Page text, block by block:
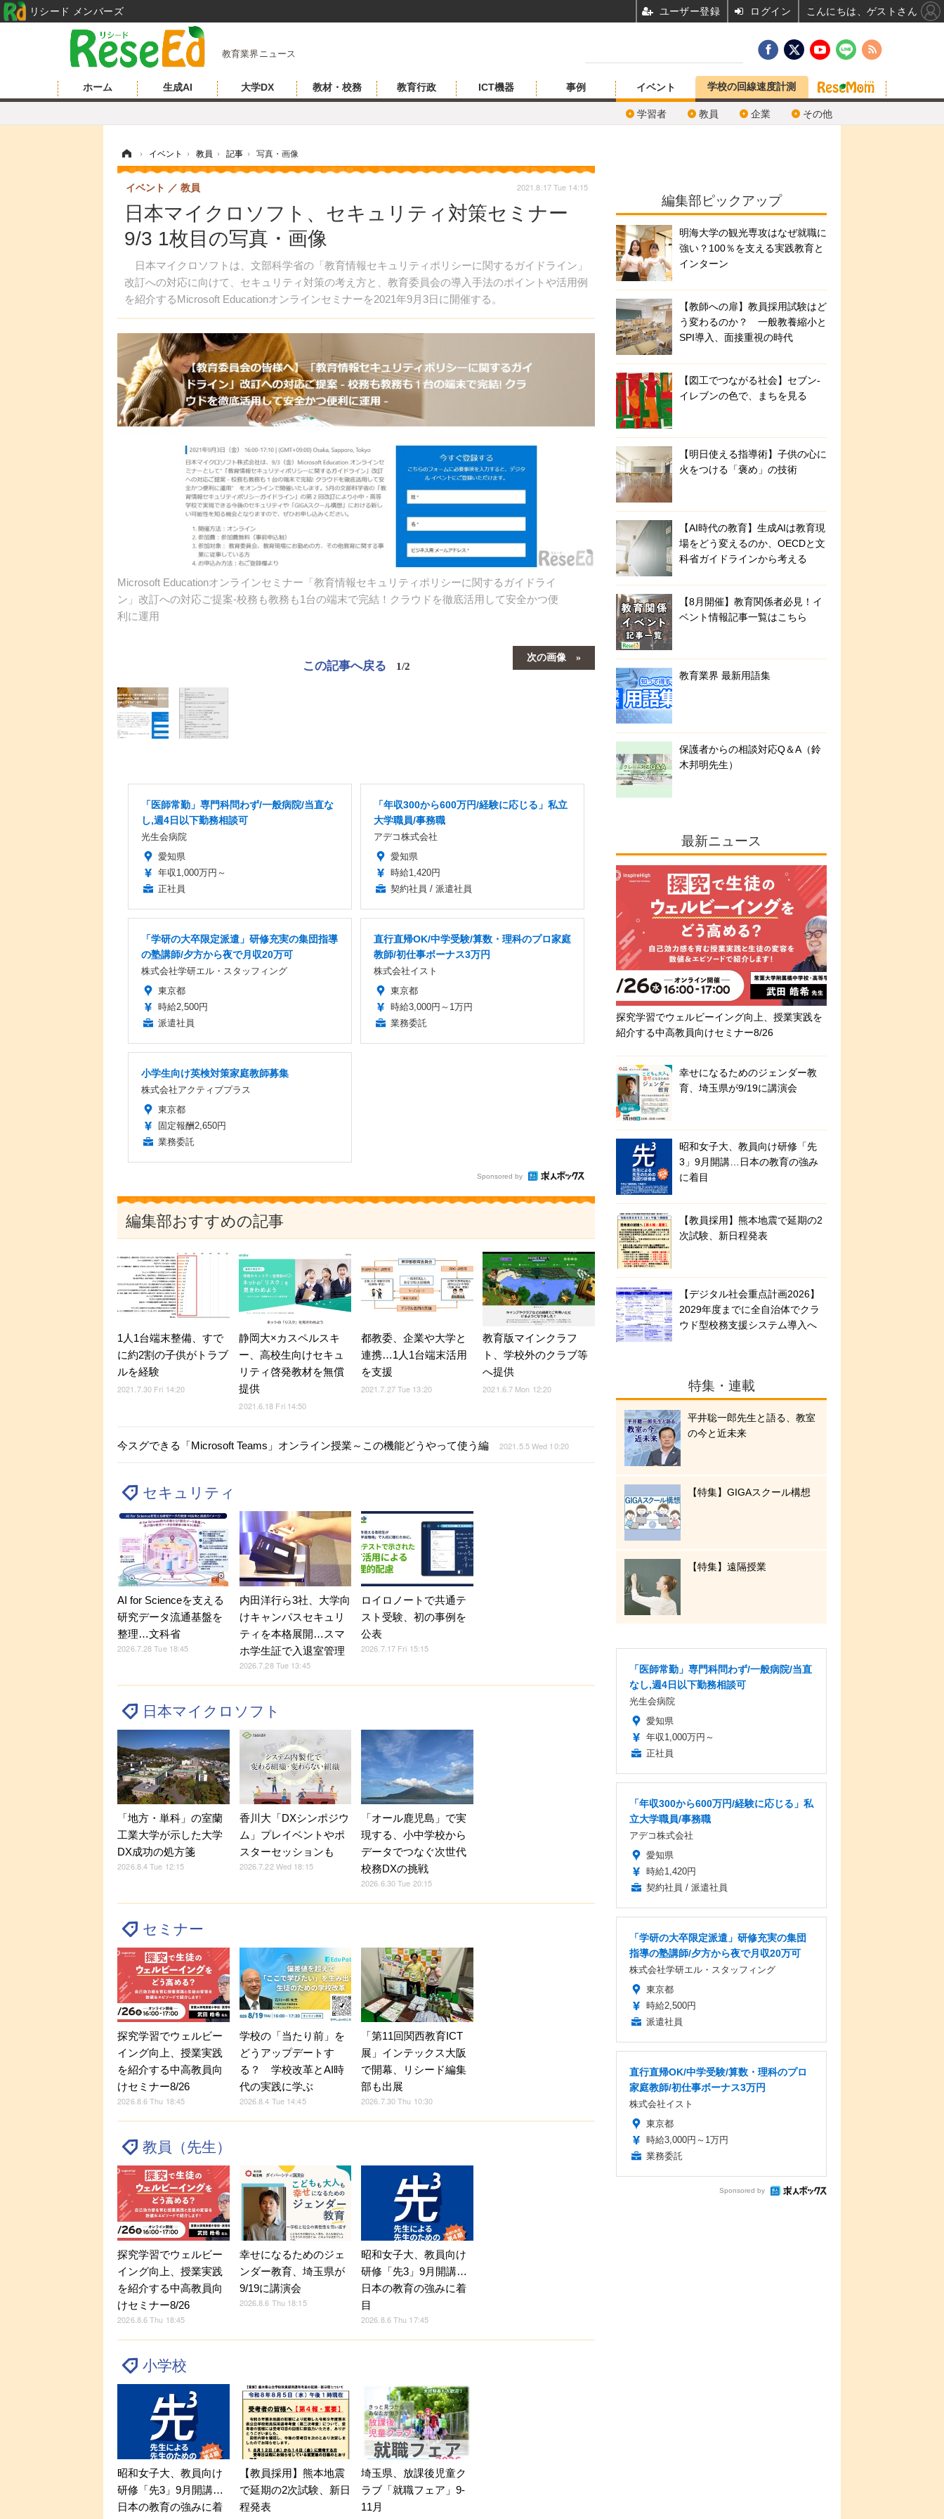
教育業界ニュース
ホーム 生成AI 大学DX 教材・校務 教育行政 ICT機器 事例 イベント
学習者 教員 企業 その他
学校の回線速度計測
› イベント › 教員 › 記事 › 写真・画像
日本マイクロソフト、セキュリティ対策セミナー
9/3 1枚目の写真・画像
日本マイクロソフトは、文部科学省の「教育情報セキュリティポリシーに関するガイドライン」
改訂への対応に向けて、セキュリティ対策の考え方と、教育委員会の導入手法のポイントや活用例
を紹介するMicrosoft Educationオンラインセミナーを2021年9月3日に開催する。
イベント 教員 2021.8.17 Tue 14:15
Microsoft Educationオンラインセミナー「教育情報セキュリティポリシーに関するガイドライ
ン」改訂への対応ご提案-校務も教務も1台の端末で完結！クラウドを徹底活用して安全かつ便
利に運用
次の画像
この記事へ戻る 1/2
「医師常勤」専門科問わず/一般病院/当直な
し,週4日以下勤務相談可
光生会病院
愛知県
年収1,000万円～
正社員
「年収300から600万円/経験に応じる」私立
大学職員/事務職
アデコ株式会社
愛知県
時給1,420円
契約社員 / 派遣社員
「学研の大卒限定派遣」研修充実の集団指導
の塾講師/夕方から夜で月収20万可
株式会社学研エル・スタッフィング
東京都
時給2,500円
派遣社員
直行直帰OK/中学受験/算数・理科のプロ家庭
教師/初仕事ボーナス3万円
株式会社イスト
東京都
時給3,000円～1万円
業務委託
小学生向け英検対策家庭教師募集
株式会社アクティブプラス
東京都
固定報酬2,650円
業務委託
Sponsored by
編集部おすすめの記事
1人1台端末整備、すで
に約2割の子供がトラブ
ルを経験
2021.7.30 Fri 14:20
静岡大×カスペルスキ
ー、高校生向けセキュ
リティ啓発教材を無償
提供
2021.6.18 Fri 14:50
都教委、企業や大学と
連携…1人1台端末活用
を支援
2021.7.27 Tue 13:20
教育版マインクラフ
ト、学校外のクラブ等
へ提供
2021.6.7 Mon 12:20
今スグできる「Microsoft Teams」オンライン授業～この機能どうやって使う編 2021.5.5 Wed 10:20
セキュリティ
AI for Scienceを支える
研究データ流通基盤を
整理…文科省
2026.7.28 Tue 18:45
内田洋行ら3社、大学向
けキャンパスセキュリ
ティを本格展開…スマ
ホ学生証で入退室管理
2026.7.28 Tue 13:45
ロイロノートで共通テ
スト受験、初の事例を
公表
2026.7.17 Fri 15:15
日本マイクロソフト
「地方・単科」の室蘭
工業大学が示した大学
DX成功の処方箋
2026.8.4 Tue 12:15
香川大「DXシンポジウ
ム」プレイベントやポ
スターセッションも
2026.7.22 Wed 18:15
「オール鹿児島」で実
現する、小中学校から
データでつなぐ次世代
校務DXの挑戦
2026.6.30 Tue 20:15
セミナー
探究学習でウェルビー
イング向上、授業実践
を紹介する中高教員向
けセミナー8/26
2026.8.6 Thu 18:45
学校の「当たり前」を
どうアップデートす
る？ 学校改革とAI時
代の実践に学ぶ
2026.8.4 Tue 14:45
「第11回関西教育ICT
展」インテックス大阪
で開幕、リシード編集
部も出展
2026.7.30 Thu 10:30
教員（先生）
探究学習でウェルビー
イング向上、授業実践
を紹介する中高教員向
けセミナー8/26
2026.8.6 Thu 18:45
幸せになるためのジェ
ンダー教育、埼玉県が
9/19に講演会
2026.8.6 Thu 18:15
昭和女子大、教員向け
研修「先3」9月開講…
日本の教育の強みに着
目
2026.8.6 Thu 17:45
小学校
昭和女子大、教員向け
研修「先3」9月開講…
日本の教育の強みに着
【教員採用】熊本地震
で延期の2次試験、新日
程発表
埼玉県、放課後児童ク
ラブ「就職フェア」9-
11月
編集部ピックアップ
明海大学の観光専攻はなぜ就職に
強い？100％を支える実践教育と
インターン
【教師への扉】教員採用試験はど
う変わるのか？ 一般教養縮小と
SPI導入、面接重視の時代
【図工でつながる社会】セブン‐
イレブンの色で、まちを見る
【明日使える指導術】子供の心に
火をつける「褒め」の技術
【AI時代の教育】生成AIは教育現
場をどう変えるのか、OECDと文
科省ガイドラインから考える
【8月開催】教育関係者必見！イ
ベント情報記事一覧はこちら
教育業界 最新用語集
保護者からの相談対応Q＆A（鈴
木邦明先生）
最新ニュース
探究学習でウェルビーイング向上、授業実践を
紹介する中高教員向けセミナー8/26
幸せになるためのジェンダー教
育、埼玉県が9/19に講演会
昭和女子大、教員向け研修「先
3」9月開講…日本の教育の強み
に着目
【教員採用】熊本地震で延期の2
次試験、新日程発表
【デジタル社会重点計画2026】
2029年度までに全自治体でクラ
ウド型校務支援システム導入へ
特集・連載
平井聡一郎先生と語る、教室
の今と近未来
【特集】GIGAスクール構想
【特集】遠隔授業
「医師常勤」専門科問わず/一般病院/当直
なし,週4日以下勤務相談可
光生会病院
愛知県
年収1,000万円～
正社員
「年収300から600万円/経験に応じる」私
立大学職員/事務職
アデコ株式会社
愛知県
時給1,420円
契約社員 / 派遣社員
「学研の大卒限定派遣」研修充実の集団
指導の塾講師/夕方から夜で月収20万可
株式会社学研エル・スタッフィング
東京都
時給2,500円
派遣社員
直行直帰OK/中学受験/算数・理科のプロ
家庭教師/初仕事ボーナス3万円
株式会社イスト
東京都
時給3,000円～1万円
業務委託
Sponsored by
リシード メンバーズ ユーザー登録 ログイン こんにちは、ゲストさん